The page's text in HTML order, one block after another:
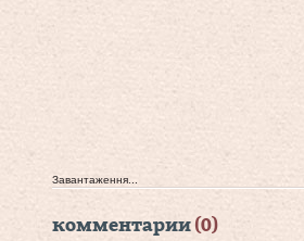
Завантаження...
комментарии(0)